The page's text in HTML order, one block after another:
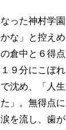
った神村学園
な」と控えめ
倉中と６得点
９分にこぼれ
沈め、「人生
」。無得点に
を流し、歯が